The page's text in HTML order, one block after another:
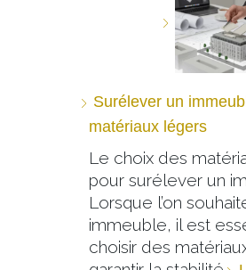
Surélever un
matériaux légers
Le choix des
pour surélever un
Lorsque l’on
immeuble, il est
choisir des